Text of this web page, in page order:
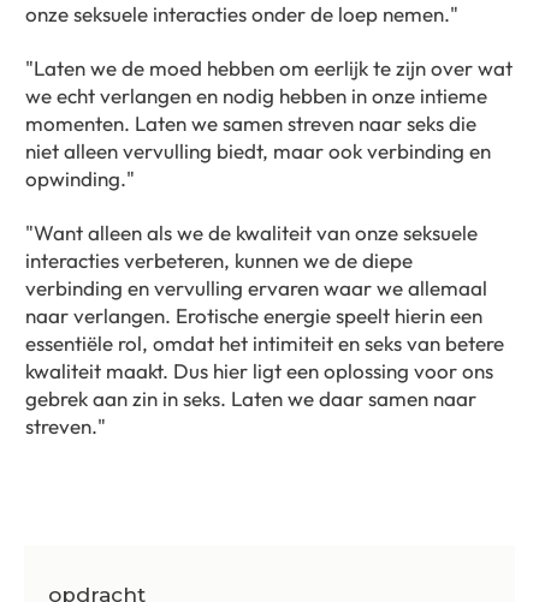
onze seksuele interacties onder de loep nemen."
"Laten we de moed hebben om eerlijk te zijn over wat
we echt verlangen en nodig hebben in onze intieme
momenten. Laten we samen streven naar seks die
niet alleen vervulling biedt, maar ook verbinding en
opwinding."
"Want alleen als we de kwaliteit van onze seksuele
interacties verbeteren, kunnen we de diepe
verbinding en vervulling ervaren waar we allemaal
naar verlangen. Erotische energie speelt hierin een
essentiële rol, omdat het intimiteit en seks van betere
kwaliteit maakt. Dus hier ligt een oplossing voor ons
gebrek aan zin in seks. Laten we daar samen naar
streven."
opdracht